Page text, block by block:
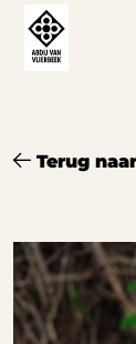
Terug
Cookies